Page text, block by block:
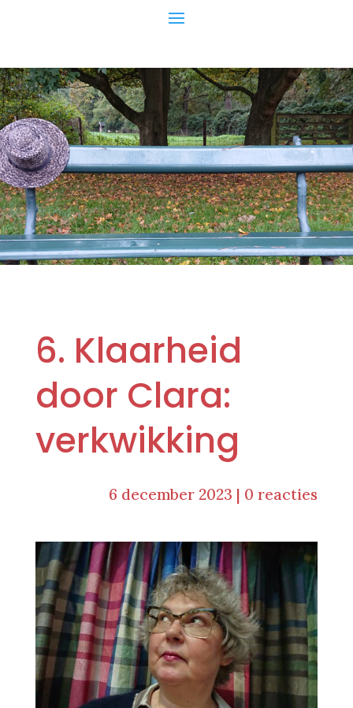
6. Klaarheid
door Clara:
verkwikking
6 december 2023 | 0 reacties